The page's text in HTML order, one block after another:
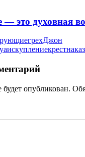
это духовная
грехДжон
искуплениекрест
опубликован.